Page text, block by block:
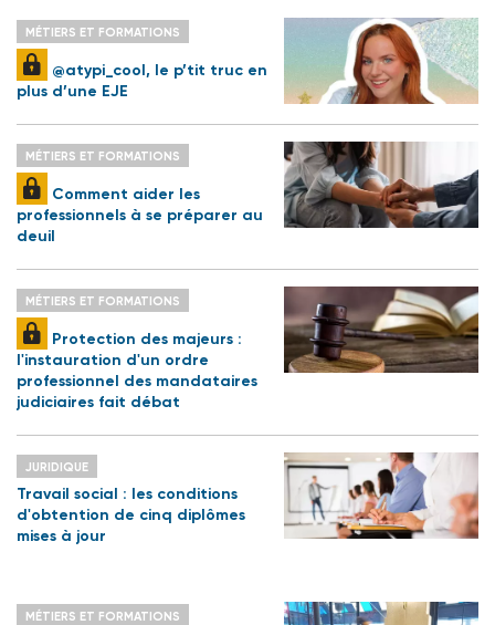
MÉTIERS ET FORMATIONS
@atypi_cool, le p’tit truc en
plus d’une EJE
MÉTIERS ET FORMATIONS
Comment aider les
professionnels à se préparer au
deuil
MÉTIERS ET FORMATIONS
Protection des majeurs :
l'instauration d'un ordre
professionnel des mandataires
judiciaires fait débat
JURIDIQUE
Travail social : les conditions
d'obtention de cinq diplômes
mises à jour
MÉTIERS ET FORMATIONS